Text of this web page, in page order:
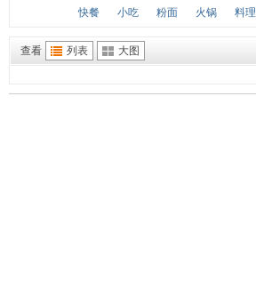
快餐
小吃 粉面 火锅 料理
查看 列表 大图